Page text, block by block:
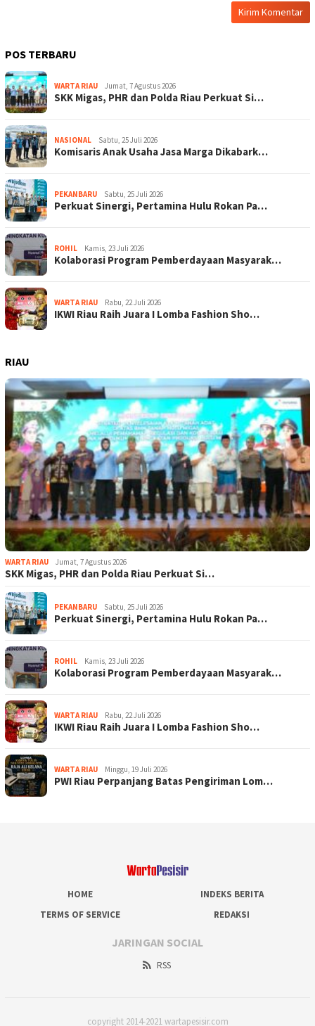
POS TERBARU
WARTA RIAU Jumat, 7 Agustus 2026
SKK Migas, PHR dan Polda Riau Perkuat Si…
NASIONAL Sabtu, 25 Juli 2026
Komisaris Anak Usaha Jasa Marga Dikabark…
PEKANBARU Sabtu, 25 Juli 2026
Perkuat Sinergi, Pertamina Hulu Rokan Pa…
ROHIL Kamis, 23 Juli 2026
Kolaborasi Program Pemberdayaan Masyarak…
WARTA RIAU Rabu, 22 Juli 2026
IKWI Riau Raih Juara I Lomba Fashion Sho…
RIAU
WARTA RIAU Jumat, 7 Agustus 2026
SKK Migas, PHR dan Polda Riau Perkuat Si…
PEKANBARU Sabtu, 25 Juli 2026
Perkuat Sinergi, Pertamina Hulu Rokan Pa…
ROHIL Kamis, 23 Juli 2026
Kolaborasi Program Pemberdayaan Masyarak…
WARTA RIAU Rabu, 22 Juli 2026
IKWI Riau Raih Juara I Lomba Fashion Sho…
WARTA RIAU Minggu, 19 Juli 2026
PWI Riau Perpanjang Batas Pengiriman Lom…
HOME
INDEKS BERITA
TERMS OF SERVICE
REDAKSI
JARINGAN SOCIAL
RSS
copyright 2014-2021 wartapesisir.com